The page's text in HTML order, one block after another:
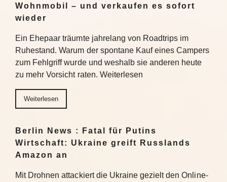
Wohnmobil – und verkaufen es sofort
wieder
Ein Ehepaar träumte jahrelang von Roadtrips im
Ruhestand. Warum der spontane Kauf eines Campers
zum Fehlgriff wurde und weshalb sie anderen heute
zu mehr Vorsicht raten. Weiterlesen
Weiterlesen
Berlin News : Fatal für Putins
Wirtschaft: Ukraine greift Russlands
Amazon an
Mit Drohnen attackiert die Ukraine gezielt den Online-